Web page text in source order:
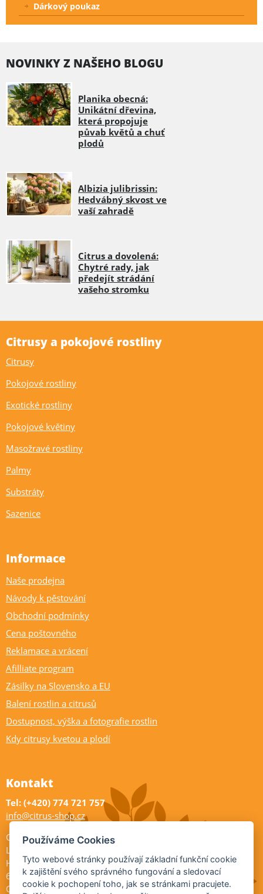
Dárkový poukaz
NOVINKY Z NAŠEHO BLOGU
Planika obecná:
Unikátní dřevina,
která propojuje
půvab květů a chuť
plodů
Albizia julibrissin:
Hedvábný skvost ve
vaší zahradě
Citrus a dovolená:
Chytré rady, jak
předejít strádání
vašeho stromku
Citrusy a pokojové rostliny
Citrusy
Pokojové rostliny
Exotické rostliny
Pokojové květiny
Masožravé rostliny
Palmy
Substráty
Sazenice
Informace
Naše prodejna
Návody k pěstování
Obchodní podmínky
Cena poštovného
Reklamace a vrácení
Afilliate program
Zásilky na Slovensko a EU
Balení rostlin a citrusů
Dostupnost, výška a fotografie rostlin
Kdy citrusy kvetou a plodí
Kontakt
Tel: (+420) 774 721 757
info@citrus-shop.cz
Citrus shop zahradnictví
Legionářů 2
Hodonín
695 01
Otevřeno:
Používáme Cookies
Tyto webové stránky používají základní funkční cookie
k zajištění svého správného fungování a sledovací
cookie k pochopení toho, jak se stránkami pracujete.